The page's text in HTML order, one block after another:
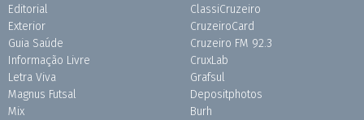
Editorial
Exterior
Guia Saúde
Informação Livre
Letra Viva
Magnus Futsal
Mix
ClassiCruzeiro
CruzeiroCard
Cruzeiro FM 92.3
CruxLab
Grafsul
Depositphotos
Burh